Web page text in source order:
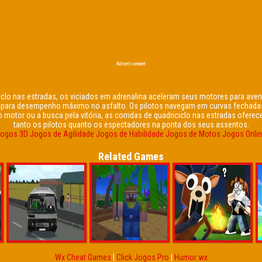
Advertisement
nas estradas, os viciados em adrenalina aceleram seus motores para
desempenho máximo no asfalto. Os pilotos navegam em curvas
motor ou a busca pela vitória, as corridas de quadriciclo nas estradas
tanto os pilotos quanto os espectadores na ponta dos seus assentos.
3D Jogos de Agilidade Jogos de Habilidade Jogos de Motos Jogos
Related Games
Wx Cheat Games Click Jogos Pro Humor wx